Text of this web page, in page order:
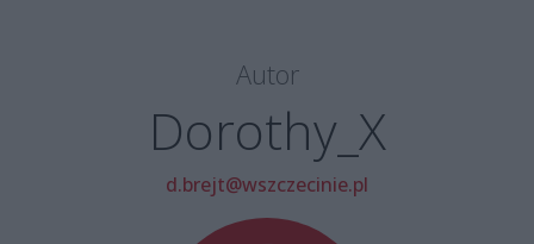
Autor
Dorothy_X
d.brejt@wszczecinie.pl